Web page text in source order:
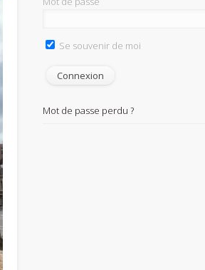
Se souvenir de moi
Mot de passe perdu ?